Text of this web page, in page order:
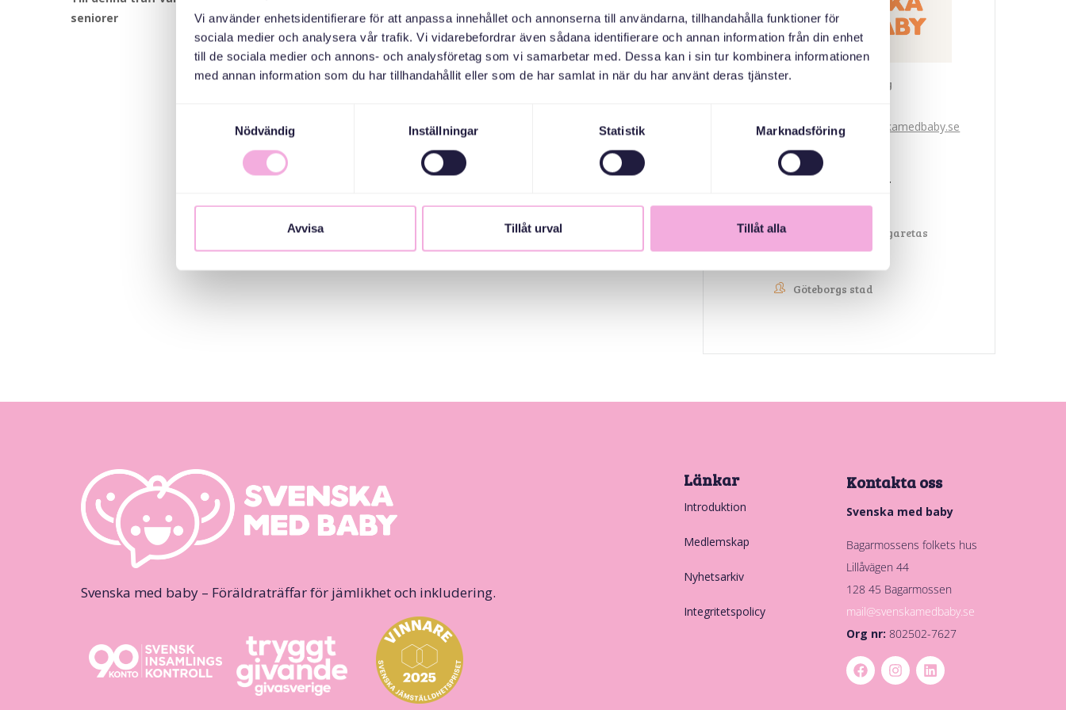
Vi använder enhetsidentifierare för att anpassa innehållet och annonserna till användarna, tillhandahålla funktioner för
sociala medier och analysera vår trafik. Vi vidarebefordrar även sådana identifierare och annan information från din enhet
till de sociala medier och annons- och analysföretag som vi samarbetar med. Dessa kan i sin tur kombinera informationen
med annan information som du har tillhandahållit eller som de har samlat in när du har använt deras tjänster.
Nödvändig
Inställningar Statistik Marknadsföring
Avvisa Tillåt urval Tillåt alla
seniorer
Svenska med baby
bokningen@svenskamedbaby.se
MEDARRANGÖRER
Kronprinsessan Margaretas
Göteborgs stad
Svenska med baby – Föräldraträffar för jämlikhet och inkludering.
Länkar
Introduktion
Medlemskap
Nyhetsarkiv
Integritetspolicy
Kontakta oss
Svenska med baby
Bagarmossens folkets hus
Lillåvägen 44
128 45 Bagarmossen
mail@svenskamedbaby.se
Org nr: 802502-7627